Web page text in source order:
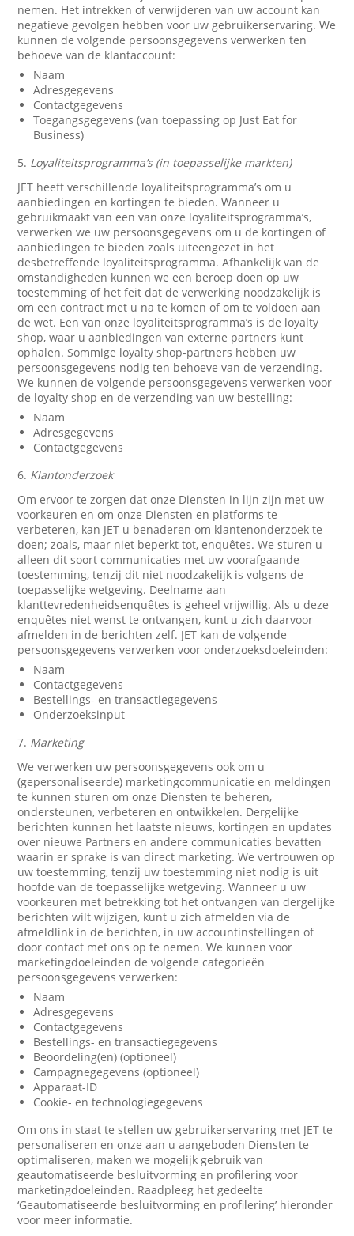
nemen. Het intrekken of verwijderen van uw account kan
negatieve gevolgen hebben voor uw gebruikerservaring. We
kunnen de volgende persoonsgegevens verwerken ten
behoeve van de klantaccount:
Naam
Adresgegevens
Contactgegevens
Toegangsgegevens (van toepassing op Just Eat for
Business)
5. Loyaliteitsprogramma’s (in toepasselijke markten)
JET heeft verschillende loyaliteitsprogramma’s om u
aanbiedingen en kortingen te bieden. Wanneer u
gebruikmaakt van een van onze loyaliteitsprogramma’s,
verwerken we uw persoonsgegevens om u de kortingen of
aanbiedingen te bieden zoals uiteengezet in het
desbetreffende loyaliteitsprogramma. Afhankelijk van de
omstandigheden kunnen we een beroep doen op uw
toestemming of het feit dat de verwerking noodzakelijk is
om een contract met u na te komen of om te voldoen aan
de wet. Een van onze loyaliteitsprogramma’s is de loyalty
shop, waar u aanbiedingen van externe partners kunt
ophalen. Sommige loyalty shop-partners hebben uw
persoonsgegevens nodig ten behoeve van de verzending.
We kunnen de volgende persoonsgegevens verwerken voor
de loyalty shop en de verzending van uw bestelling:
Naam
Adresgegevens
Contactgegevens
6. Klantonderzoek
Om ervoor te zorgen dat onze Diensten in lijn zijn met uw
voorkeuren en om onze Diensten en platforms te
verbeteren, kan JET u benaderen om klantenonderzoek te
doen; zoals, maar niet beperkt tot, enquêtes. We sturen u
alleen dit soort communicaties met uw voorafgaande
toestemming, tenzij dit niet noodzakelijk is volgens de
toepasselijke wetgeving. Deelname aan
klanttevredenheidsenquêtes is geheel vrijwillig. Als u deze
enquêtes niet wenst te ontvangen, kunt u zich daarvoor
afmelden in de berichten zelf. JET kan de volgende
persoonsgegevens verwerken voor onderzoeksdoeleinden:
Naam
Contactgegevens
Bestellings- en transactiegegevens
Onderzoeksinput
7. Marketing
We verwerken uw persoonsgegevens ook om u
(gepersonaliseerde) marketingcommunicatie en meldingen
te kunnen sturen om onze Diensten te beheren,
ondersteunen, verbeteren en ontwikkelen. Dergelijke
berichten kunnen het laatste nieuws, kortingen en updates
over nieuwe Partners en andere communicaties bevatten
waarin er sprake is van direct marketing. We vertrouwen op
uw toestemming, tenzij uw toestemming niet nodig is uit
hoofde van de toepasselijke wetgeving. Wanneer u uw
voorkeuren met betrekking tot het ontvangen van dergelijke
berichten wilt wijzigen, kunt u zich afmelden via de
afmeldlink in de berichten, in uw accountinstellingen of
door contact met ons op te nemen. We kunnen voor
marketingdoeleinden de volgende categorieën
persoonsgegevens verwerken:
Naam
Adresgegevens
Contactgegevens
Bestellings- en transactiegegevens
Beoordeling(en) (optioneel)
Campagnegegevens (optioneel)
Apparaat-ID
Cookie- en technologiegegevens
Om ons in staat te stellen uw gebruikerservaring met JET te
personaliseren en onze aan u aangeboden Diensten te
optimaliseren, maken we mogelijk gebruik van
geautomatiseerde besluitvorming en profilering voor
marketingdoeleinden. Raadpleeg het gedeelte
‘Geautomatiseerde besluitvorming en profilering’ hieronder
voor meer informatie.